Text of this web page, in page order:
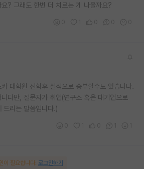
? 그래도 한번 더 치르는 게 나을까요?
대학원 진학후 실적으로 승부할수도 있습니다.
다만, 질문자가 취업(연구소 혹은 대기업으로
드리는 말씀입니다.)
이 필요합니다. 로그인하기